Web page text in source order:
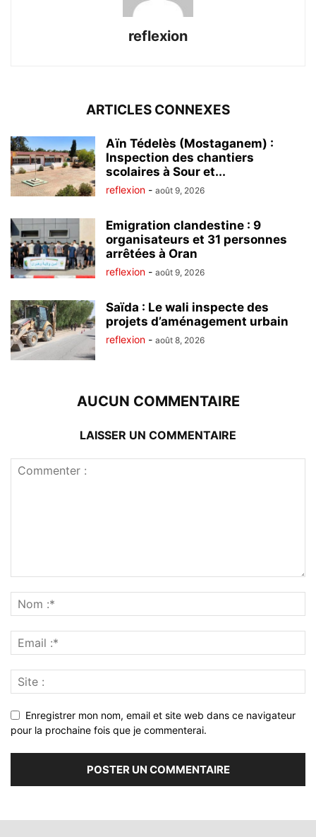
reflexion
ARTICLES CONNEXES
Aïn Tédelès (Mostaganem) :
Inspection des chantiers
scolaires à Sour et...
reflexion - août 9, 2026
Emigration clandestine : 9
organisateurs et 31 personnes
arrêtées à Oran
reflexion - août 9, 2026
Saïda : Le wali inspecte des
projets d’aménagement urbain
reflexion - août 8, 2026
AUCUN COMMENTAIRE
LAISSER UN COMMENTAIRE
Enregistrer mon nom, email et site web dans ce navigateur
pour la prochaine fois que je commenterai.